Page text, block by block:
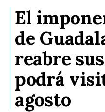
El
de
reabre
podrá
agosto